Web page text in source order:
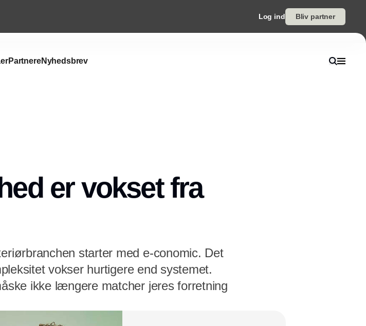
Log ind Bliv partner
PartnereNyhedsbrev
er vokset fra
starter med e-conomic. Det
vokser hurtigere end systemet.
ikke længere matcher jeres forretning